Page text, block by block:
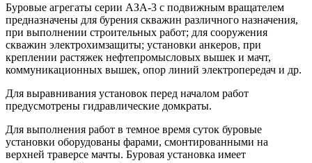
Буровые агрегаты серии АЗА-3 с подвижным вращателем
предназначены для бурения скважин различного назначения,
при выполнении строительных работ; для сооружения
скважин электрохимзащиты; установки анкеров, при
креплении растяжек нефтепромысловых вышек и мачт,
коммуникационных вышек, опор линий электропередач и др.
Для выравнивания установок перед началом работ
предусмотрены гидравлические домкраты.
Для выполнения работ в темное время суток буровые
установки оборудованы фарами, смонтированными на
верхней траверсе мачты. Буровая установка имеет